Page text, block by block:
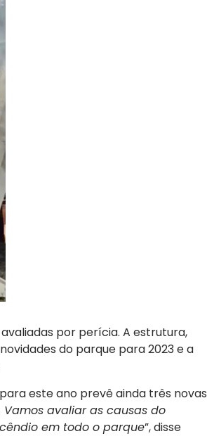
por perícia. A estrutura,
do parque para 2023 e a
este ano prevê ainda três novas
avaliar as causas do
em todo o parque”, disse